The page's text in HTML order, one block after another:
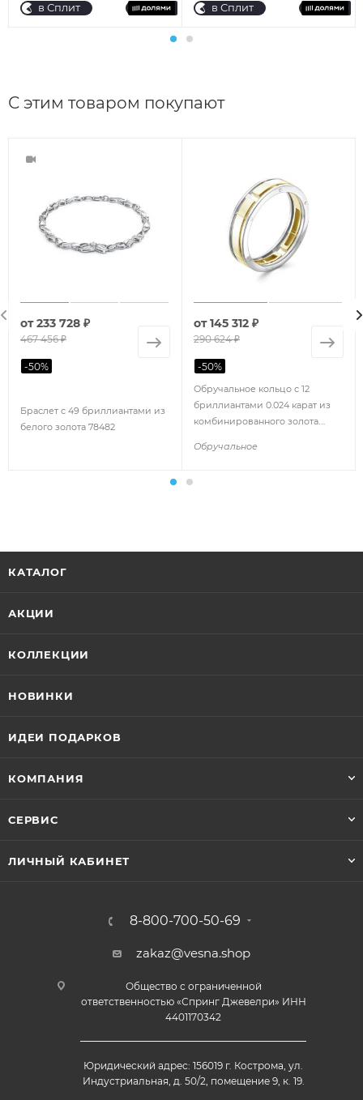
в Сплит в Сплит
С этим товаром покупают
Браслет с 49 бриллиантами из
белого золота 78482
от233 728 ₽
467 456 ₽
-50%
Обручальное кольцо с 12
бриллиантами 0.024 карат из
комбинированного золота
Обручальное
от145 312 ₽
290 624 ₽
-50%
КАТАЛОГ
АКЦИИ
КОЛЛЕКЦИИ
НОВИНКИ
ИДЕИ ПОДАРКОВ
КОМПАНИЯ
СЕРВИС
ЛИЧНЫЙ КАБИНЕТ
8-800-700-50-69
zakaz@vesna.shop
Общество с ограниченной
ответственностью «Спринг Джевелри» ИНН
4401170342
Юридический адрес: 156019 г. Кострома, ул.
Индустриальная, д. 50/2, помещение 9, к. 19.